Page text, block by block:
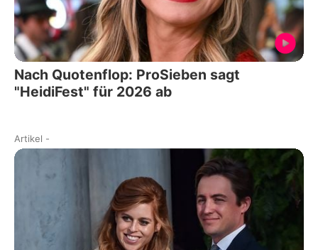
Nach Quotenflop: ProSieben sagt
"HeidiFest" für 2026 ab
Artikel -